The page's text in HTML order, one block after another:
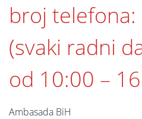
broj telefona:
(svaki radni
od 10:00 –
Ambasada BiH